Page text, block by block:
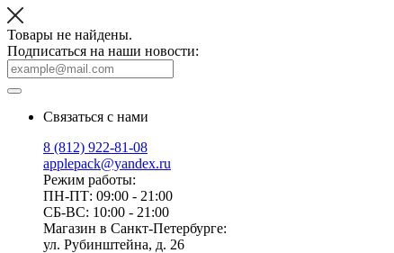
Товары не найдены.
Подписаться на наши новости:
Связаться с нами
8 (812) 922-81-08
applepack@yandex.ru
Режим работы:
ПН-ПТ: 09:00 - 21:00
СБ-ВС: 10:00 - 21:00
Магазин в Санкт-Петербурге:
ул. Рубинштейна, д. 26